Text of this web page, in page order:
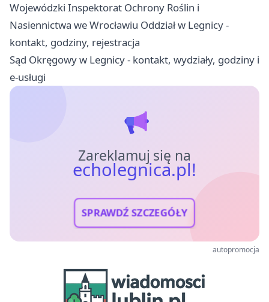
Wojewódzki Inspektorat Ochrony Roślin i
Nasiennictwa we Wrocławiu Oddział w Legnicy -
kontakt, godziny, rejestracja
Sąd Okręgowy w Legnicy - kontakt, wydziały, godziny i
e-usługi
Zareklamuj się na
echolegnica.pl!
SPRAWDŹ SZCZEGÓŁY
autopromocja